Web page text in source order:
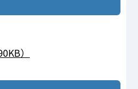
）